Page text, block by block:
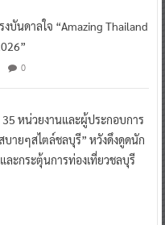
งบันดาลใจ “Amazing Thailand
0
หน่วยงานและผู้ประกอบการ
บายๆสไตล์ชลบุรี” หวังดึงดูดนัก
ละกระตุ้นการท่องเที่ยวชลบุรี